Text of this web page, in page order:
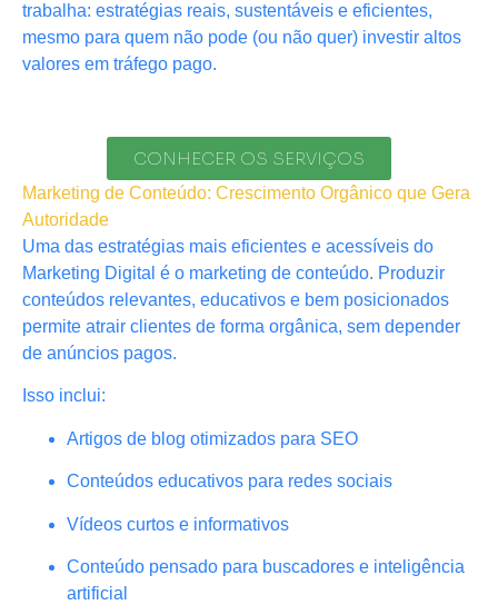
trabalha: estratégias reais, sustentáveis e eficientes,
mesmo para quem não pode (ou não quer) investir altos
valores em tráfego pago.
CONHECER OS SERVIÇOS
Marketing de Conteúdo: Crescimento Orgânico que Gera
Autoridade
Uma das estratégias mais eficientes e acessíveis do
Marketing Digital é o marketing de conteúdo. Produzir
conteúdos relevantes, educativos e bem posicionados
permite atrair clientes de forma orgânica, sem depender
de anúncios pagos.
Isso inclui:
Artigos de blog otimizados para SEO
Conteúdos educativos para redes sociais
Vídeos curtos e informativos
Conteúdo pensado para buscadores e inteligência
artificial